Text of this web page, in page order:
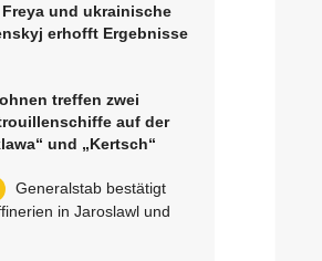
und ukrainische
erhofft Ergebnisse
treffen zwei
auf der
und „Kertsch“
Generalstab bestätigt
in Jaroslawl und